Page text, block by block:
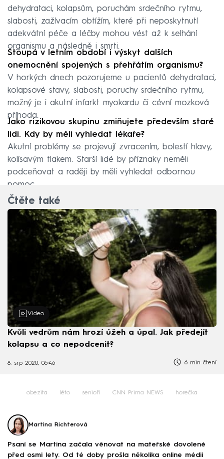
dehydrataci, kolapsům, poruchám srdečního rytmu,
slabosti, zažívacím obtížím, které při neposkytnutí
adekvátní péče a léčby mohou vést až k selhání
organismu a následně i smrti.
Stoupá v letním období i výskyt dalších
onemocnění spojených s přehřátím organismu?
V horkých dnech pozorujeme u pacientů dehydrataci,
kolapsové stavy, slabosti, poruchy srdečního rytmu,
možný je i akutní infarkt myokardu či cévní mozková
příhoda.
Jako rizikovou skupinu zmiňujete především staré
lidi. Kdy by měli vyhledat lékaře?
Akutní problémy se projevují zvracením, bolestí hlavy,
kolísavým tlakem. Starší lidé by příznaky neměli
podceňovat a raději by měli vyhledat odbornou
pomoc.
Čtěte také
Video
Kvůli vedrům nám hrozí úžeh a úpal. Jak předejít
kolapsu a co nepodcenit?
8. srp 2020, 06:46 6 min čtení
obezita léto senioři CNN Prima NEWS horečka
Martina Richterová
Psaní se Martina začala věnovat na mateřské dovolené
před osmi lety. Od té doby prošla několika online médii